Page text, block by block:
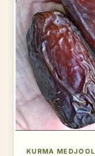
KURMA MEDJOOL